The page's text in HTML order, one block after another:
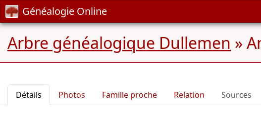
Généalogie Online
Arbre généalogique Dullemen »
Détails Photos Famille proche Relation Sources